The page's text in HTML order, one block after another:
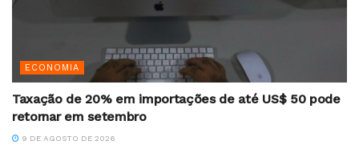
ECONOMIA
Taxação de 20% em importações de até US$ 50 pode
retornar em setembro
9 DE AGOSTO DE 2026